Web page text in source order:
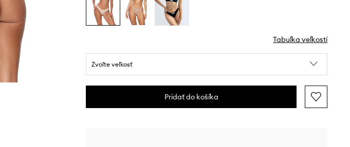
Tabuľka veľkostí
Zvoľte veľkosť
Pridať do košíka